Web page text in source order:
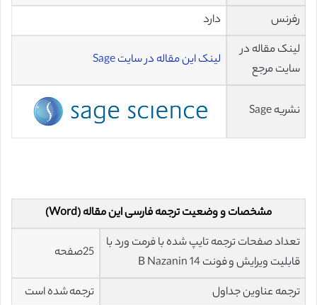
رفرنس
دارد
لینک مقاله در
سایت مرجع
لینک این مقاله در سایت Sage
نشریه Sage
مشخصات و وضعیت ترجمه فارسی این مقاله (Word)
تعداد صفحات ترجمه تایپ شده با فرمت ورد با
قابلیت ویرایش و فونت 14 B Nazanin
25صفحه
ترجمه عناوین جداول
ترجمه شده است